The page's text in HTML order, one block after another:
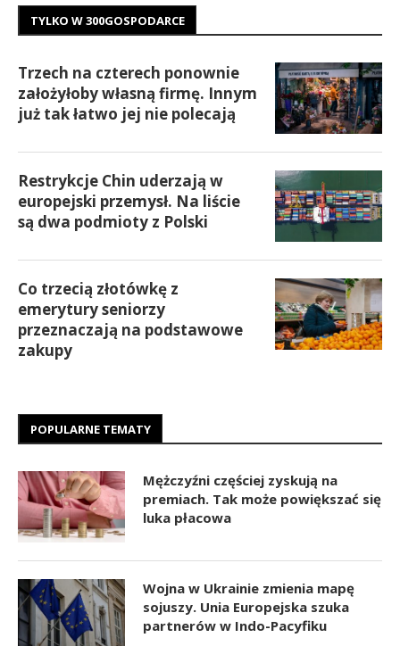
TYLKO W 300GOSPODARCE
Trzech na czterech ponownie
założyłoby własną firmę. Innym
już tak łatwo jej nie polecają
Restrykcje Chin uderzają w
europejski przemysł. Na liście
są dwa podmioty z Polski
Co trzecią złotówkę z
emerytury seniorzy
przeznaczają na podstawowe
zakupy
POPULARNE TEMATY
Mężczyźni częściej zyskują na
premiach. Tak może powiększać się
luka płacowa
Wojna w Ukrainie zmienia mapę
sojuszy. Unia Europejska szuka
partnerów w Indo-Pacyfiku